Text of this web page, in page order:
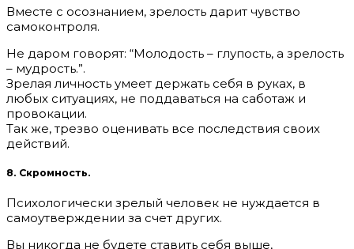
Вместе с осознанием, зрелость дарит чувство
самоконтроля.
Не даром говорят: “Молодость – глупость, а зрелость
– мудрость.”.
Зрелая личность умеет держать себя в руках, в
любых ситуациях, не поддаваться на саботаж и
провокации.
Так же, трезво оценивать все последствия своих
действий.
8. Скромность.
Психологически зрелый человек не нуждается в
самоутверждении за счет других.
Вы никогда не будете ставить себя выше,